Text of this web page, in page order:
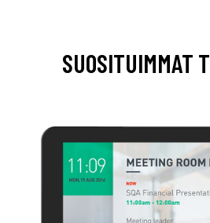
SUOSITUIMMAT